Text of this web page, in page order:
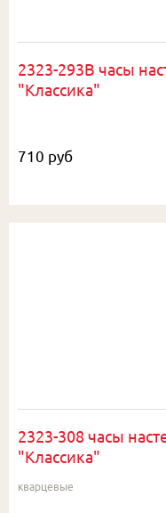
2323-293B часы
"Классика"
710 руб
2323-308 часы
"Классика"
кварцевые